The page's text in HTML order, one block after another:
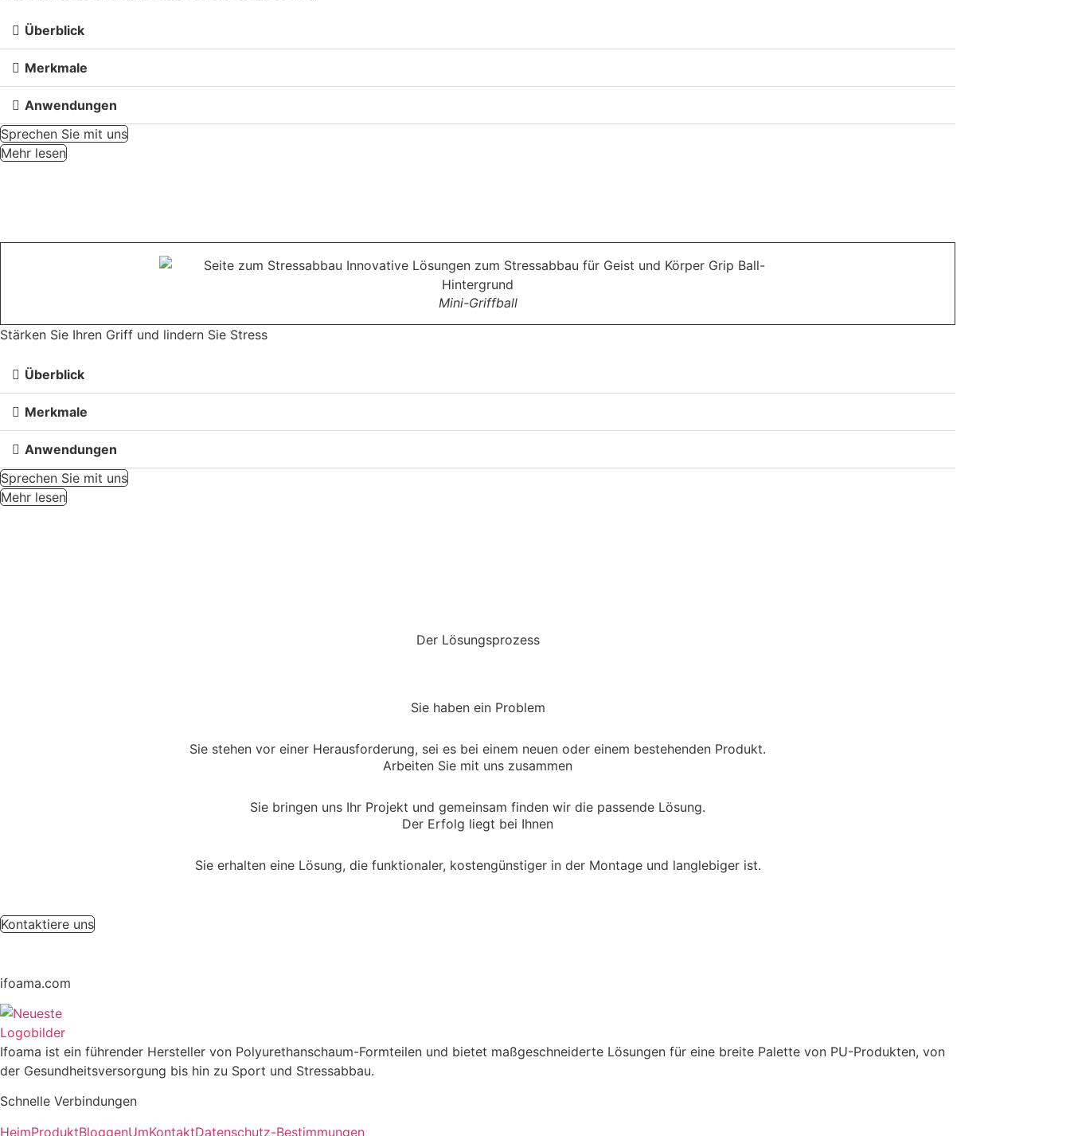
Überblick
Merkmale
Anwendungen
Sprechen Sie mit uns
Mehr lesen
Mini-Griffball
Stärken Sie Ihren Griff und lindern Sie Stress
Überblick
Merkmale
Anwendungen
Sprechen Sie mit uns
Mehr lesen
Der Lösungsprozess
Sie haben ein Problem
Sie stehen vor einer Herausforderung, sei es bei einem neuen oder einem bestehenden Produkt.
Arbeiten Sie mit uns zusammen
Sie bringen uns Ihr Projekt und gemeinsam finden wir die passende Lösung.
Der Erfolg liegt bei Ihnen
Sie erhalten eine Lösung, die funktionaler, kostengünstiger in der Montage und langlebiger ist.
Kontaktiere uns
ifoama.com
Ifoama ist ein führender Hersteller von Polyurethanschaum-Formteilen und bietet maßgeschneiderte Lösungen für eine breite Palette von PU-Produkten, von
der Gesundheitsversorgung bis hin zu Sport und Stressabbau.
Schnelle Verbindungen
HeimProduktBloggenUmKontaktDatenschutz-Bestimmungen